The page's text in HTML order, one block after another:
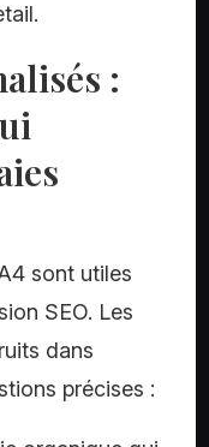
:
sont utiles
SEO. Les
dans
précises :